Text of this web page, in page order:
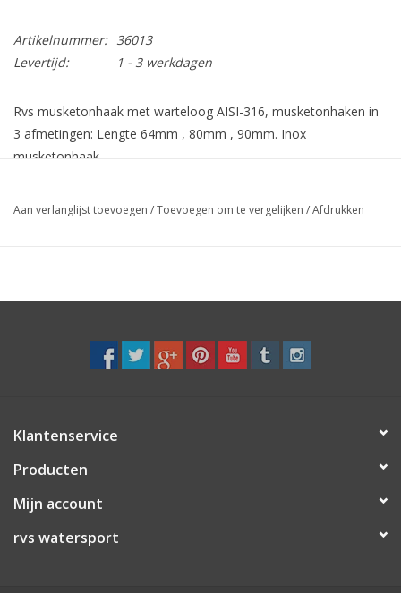
Artikelnummer: 36013
Levertijd:
1 - 3 werkdagen
Rvs musketonhaak met warteloog AISI-316, musketonhaken in
3 afmetingen: Lengte 64mm , 80mm , 90mm. Inox
musketonhaak.
Aan verlanglijst toevoegen /Toevoegen om te vergelijken /Afdrukken
Klantenservice
Producten
Mijn account
rvs watersport